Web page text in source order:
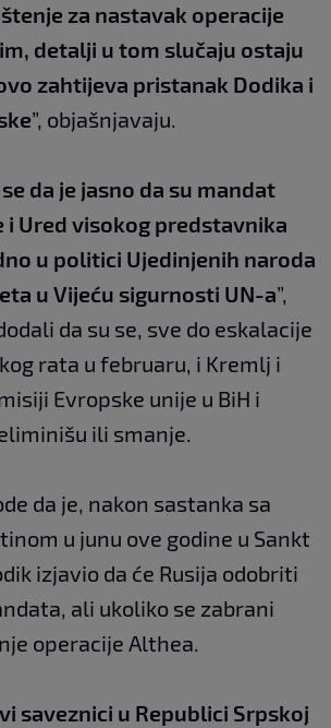
za nastavak operacije
detalji u tom slučaju ostaju
zahtijeva pristanak Dodika i
”, objašnjavaju.
da je jasno da su mandat
i Ured visokog predstavnika
u politici Ujedinjenih naroda
u Vijeću sigurnosti UN-a”,
da su se, sve do eskalacije
rata u februaru, i Kremlj i
Evropske unije u BiH i
ili smanje.
da je, nakon sastanka sa
u junu ove godine u Sankt
izjavio da će Rusija odobriti
ali ukoliko se zabrani
operacije Althea.
saveznici u Republici Srpskoj